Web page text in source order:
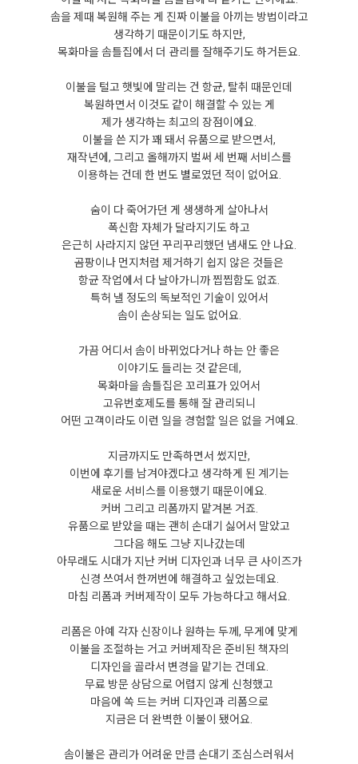
솜을 제때 복원해 주는 게 진짜 이불을 아끼는 방법이라고
생각하기 때문이기도 하지만,
목화마을 솜틀집에서 더 관리를 잘해주기도 하거든요.
이불을 털고 햇빛에 말리는 건 항균, 탈취 때문인데
복원하면서 이것도 같이 해결할 수 있는 게
제가 생각하는 최고의 장점이에요.
이불을 쓴 지가 꽤 돼서 유품으로 받으면서,
재작년에, 그리고 올해까지 벌써 세 번째 서비스를
이용하는 건데 한 번도 별로였던 적이 없어요.
숨이 다 죽어가던 게 생생하게 살아나서
폭신함 자체가 달라지기도 하고
은근히 사라지지 않던 꾸리꾸리했던 냄새도 안 나요.
곰팡이나 먼지처럼 제거하기 쉽지 않은 것들은
항균 작업에서 다 날아가니까 찝찝함도 없죠.
특허 낼 정도의 독보적인 기술이 있어서
솜이 손상되는 일도 없어요.
가끔 어디서 솜이 바뀌었다거나 하는 안 좋은
이야기도 들리는 것 같은데,
목화마을 솜틀집은 꼬리표가 있어서
고유번호제도를 통해 잘 관리되니
어떤 고객이라도 이런 일을 경험할 일은 없을 거예요.
지금까지도 만족하면서 썼지만,
이번에 후기를 남겨야겠다고 생각하게 된 계기는
새로운 서비스를 이용했기 때문이에요.
커버 그리고 리폼까지 맡겨본 거죠.
유품으로 받았을 때는 괜히 손대기 싫어서 말았고
그다음 해도 그냥 지나갔는데
아무래도 시대가 지난 커버 디자인과 너무 큰 사이즈가
신경 쓰여서 한꺼번에 해결하고 싶었는데요.
마침 리폼과 커버제작이 모두 가능하다고 해서요.
리폼은 아예 각자 신장이나 원하는 두께, 무게에 맞게
이불을 조절하는 거고 커버제작은 준비된 책자의
디자인을 골라서 변경을 맡기는 건데요.
무료 방문 상담으로 어렵지 않게 신청했고
마음에 쏙 드는 커버 디자인과 리폼으로
지금은 더 완벽한 이불이 됐어요.
솜이불은 관리가 어려운 만큼 손대기 조심스러워서